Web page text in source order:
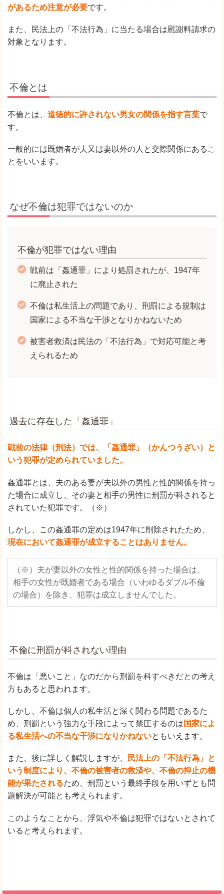
があるため注意が必要です。
また、民法上の「不法行為」に当たる場合は慰謝料請求の
対象となります。
不倫とは
不倫とは、 道徳的に許されない男女の関係を指す言葉で
す。
一般的には既婚者が夫又は妻以外の人と交際関係にあるこ
とをいいます。
なぜ不倫は犯罪ではないのか
不倫が犯罪ではない理由
戦前は「姦通罪」により処罰されたが、1947年
に廃止された
不倫は私生活上の問題であり、刑罰による規制は
国家による不当な干渉となりかねないため
被害者救済は民法の「不法行為」で対応可能と考
えられるため
過去に存在した「姦通罪」
戦前の法律（刑法）では、「姦通罪」（かんつうざい）と
いう犯罪が定められていました。
姦通罪とは、夫のある妻が夫以外の男性と性的関係を持っ
た場合に成立し、その妻と相手の男性に刑罰が科されると
されていた犯罪です。（※）
しかし、この姦通罪の定めは1947年に削除されたため、
現在において姦通罪が成立することはありません。
（※）夫が妻以外の女性と性的関係を持った場合は、
相手の女性が既婚者である場合（いわゆるダブル不倫
の場合）を除き、犯罪は成立しませんでした。
不倫に刑罰が科されない理由
不倫は「悪いこと」なのだから刑罰を科すべきだとの考え
方もあると思われます。
しかし、不倫は個人の私生活と深く関わる問題であるた
め、刑罰という強力な手段によって禁圧するのは 国家によ
る私生活への不当な干渉になりかねないともいえます。
また、後に詳しく解説しますが、 民法上の「不法行為」と
いう制度により、不倫の被害者の救済や、不倫の抑止の機
能が果たされるため、刑罰という最終手段を用いずとも問
題解決が可能とも考えられます。
このようなことから、浮気や不倫は犯罪ではないとされて
いると考えられます。